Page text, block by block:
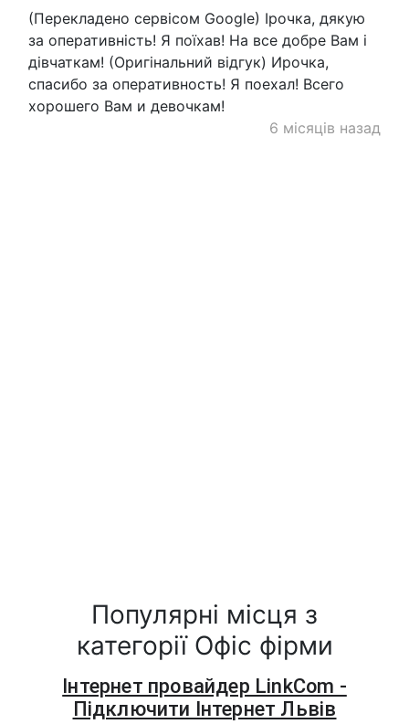
(Перекладено сервісом Google) Ірочка, дякую
за оперативність! Я поїхав! На все добре Вам і
дівчаткам! (Оригінальний відгук) Ирочка,
спасибо за оперативность! Я поехал! Всего
хорошего Вам и девочкам!
6 місяців назад
Популярні місця з
категорії Офіс фірми
Інтернет провайдер LinkCom -
Підключити Інтернет Львів